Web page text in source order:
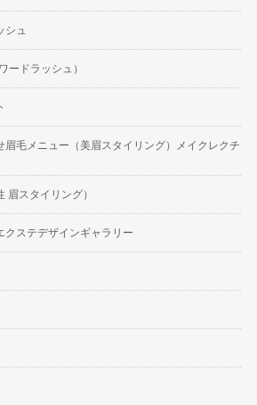
シュ
ードラッシュ）
眉毛メニュー（美眉スタイリング）メイクレクチ
眉スタイリング）
クステデザインギャラリー